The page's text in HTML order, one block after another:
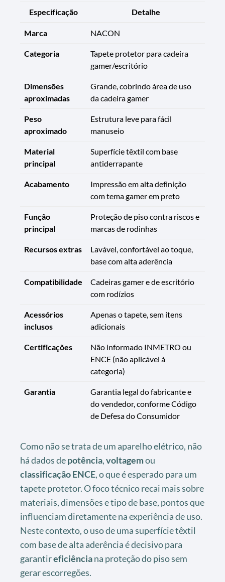
Especificação Detalhe
Marca NACON
Categoria
Tapete protetor para cadeira
gamer/escritório
Dimensões
aproximadas
Grande, cobrindo área de uso
da cadeira gamer
Peso
aproximado
Estrutura leve para fácil
manuseio
Material
principal
Superfície têxtil com base
antiderrapante
Acabamento
Impressão em alta definição
com tema gamer em preto
Função
principal
Proteção de piso contra riscos e
marcas de rodinhas
Recursos extras
Lavável, confortável ao toque,
base com alta aderência
Compatibilidade
Cadeiras gamer e de escritório
com rodízios
Acessórios
inclusos
Apenas o tapete, sem itens
adicionais
Certificações
Não informado INMETRO ou
ENCE (não aplicável à
categoria)
Garantia
Garantia legal do fabricante e
do vendedor, conforme Código
de Defesa do Consumidor
Como não se trata de um aparelho elétrico, não
há dados depotência,voltagemou
classificação ENCE, o que é esperado para um
tapete protetor. O foco técnico recai mais sobre
materiais, dimensões e tipo de base, pontos que
influenciam diretamente na experiência de uso.
Neste contexto, o uso de uma superfície têxtil
com base de alta aderência é decisivo para
garantireficiênciana proteção do piso sem
gerar escorregões.